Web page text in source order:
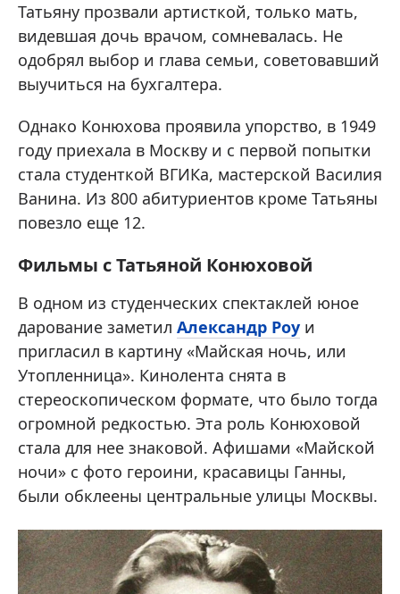
Татьяну прозвали артисткой, только мать,
видевшая дочь врачом, сомневалась. Не
одобрял выбор и глава семьи, советовавший
выучиться на бухгалтера.
Однако Конюхова проявила упорство, в 1949
году приехала в Москву и с первой попытки
стала студенткой ВГИКа, мастерской Василия
Ванина. Из 800 абитуриентов кроме Татьяны
повезло еще 12.
Фильмы с Татьяной Конюховой
В одном из студенческих спектаклей юное
дарование заметил Александр Роу и
пригласил в картину «Майская ночь, или
Утопленница». Кинолента снята в
стереоскопическом формате, что было тогда
огромной редкостью. Эта роль Конюховой
стала для нее знаковой. Афишами «Майской
ночи» с фото героини, красавицы Ганны,
были обклеены центральные улицы Москвы.